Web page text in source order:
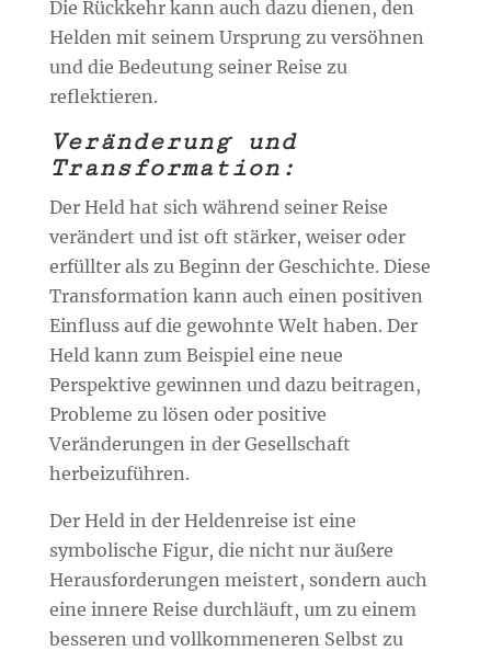
Die Rückkehr kann auch dazu dienen, den
Helden mit seinem Ursprung zu versöhnen
und die Bedeutung seiner Reise zu
reflektieren.
Veränderung und
Transformation:
Der Held hat sich während seiner Reise
verändert und ist oft stärker, weiser oder
erfüllter als zu Beginn der Geschichte. Diese
Transformation kann auch einen positiven
Einfluss auf die gewohnte Welt haben. Der
Held kann zum Beispiel eine neue
Perspektive gewinnen und dazu beitragen,
Probleme zu lösen oder positive
Veränderungen in der Gesellschaft
herbeizuführen.
Der Held in der Heldenreise ist eine
symbolische Figur, die nicht nur äußere
Herausforderungen meistert, sondern auch
eine innere Reise durchläuft, um zu einem
besseren und vollkommeneren Selbst zu